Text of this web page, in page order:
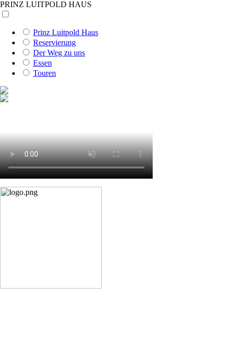
PRINZ LUITPOLD HAUS
Prinz Luitpold Haus
Reservierung
Der Weg zu uns
Essen
Touren